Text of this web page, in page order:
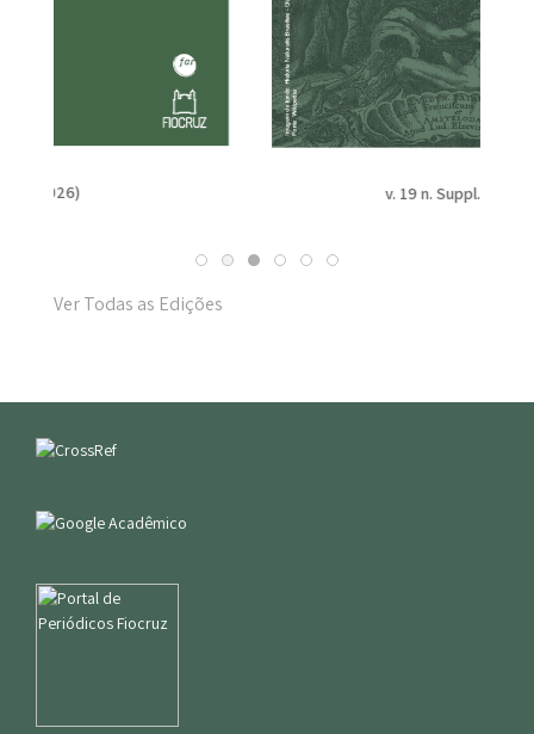
Ver Todas as Edições